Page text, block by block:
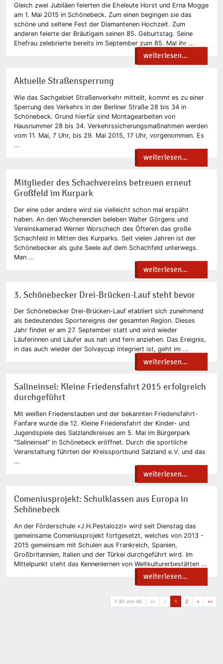
Gleich zwei Jubiläen feierten die Eheleute Horst und Erna Mogge
am 1. Mai 2015 in Schönebeck. Zum einen begingen sie das
schöne und seltene Fest der Diamantenen Hochzeit. Zum
anderen feierte der Bräutigam seinen 85. Geburtstag. Seine
Ehefrau zelebrierte bereits im September zum 85. Mal ihr ...
weiterlesen...
Aktuelle Straßensperrung
Wie das Sachgebiet Straßenverkehr mitteilt, kommt es zu einer
Sperrung des Verkehrs in der Berliner Straße 28 bis 34 in
Schönebeck. Grund hierfür sind Montagearbeiten von
Hausnummer 28 bis 34. Verkehrssicherungsmaßnahmen werden
vom 11. Mai, 7 Uhr, bis 29. Mai 2015, 17 Uhr, vorgenommen. Es
...
weiterlesen...
Mitglieder des Schachvereins betreuen erneut
Großfeld im Kurpark
Der eine oder andere wird sie vielleicht schon mal erspäht
haben. An den Wochenenden beleben Walter Görgens und
Vereinskamerad Werner Worschech des Öfteren das große
Schachfeld in Mitten des Kurparks. Seit vielen Jahren ist der
Schönebecker als gute Seele auf dem Schachfeld unterwegs.
Man ...
weiterlesen...
3. Schönebecker Drei-Brücken-Lauf steht bevor
Der Schönebecker Drei-Brücken-Lauf etabliert sich zunehmend
als bedeutendes Sportereignis der gesamten Region. Dieses
Jahr findet er am 27. September statt und wird wieder
Läuferinnen und Läufer aus nah und fern anziehen. Das Ereignis,
in das auch wieder der Solvaycup integriert ist, geht im ...
weiterlesen...
Salineinsel: Kleine Friedensfahrt 2015 erfolgreich
durchgeführt
Mit weißen Friedenstauben und der bekannten Friedensfahrt-
Fanfare wurde die 12. Kleine Friedensfahrt der Kinder- und
Jugendspiele des Salzlandkreises am 5. Mai im Bürgerpark
"Salineinsel" in Schönebeck eröffnet. Durch die sportliche
Veranstaltung führten der Kreissportbund Salzland e.V. und das
...
weiterlesen...
Comeniusprojekt: Schulklassen aus Europa in
Schönebeck
An der Förderschule «J.H.Pestalozzi» wird seit Dienstag das
gemeinsame Comeniusprojekt fortgesetzt, welches von 2013 -
2015 gemeinsam mit Schulen aus Frankreich, Spanien,
Großbritannien, Italien und der Türkei durchgeführt wird. Im
Mittelpunkt steht das Kennenlernen von Weltkulturerbestätten ...
weiterlesen...
1-30 von 46 «« « 1 2 » »»